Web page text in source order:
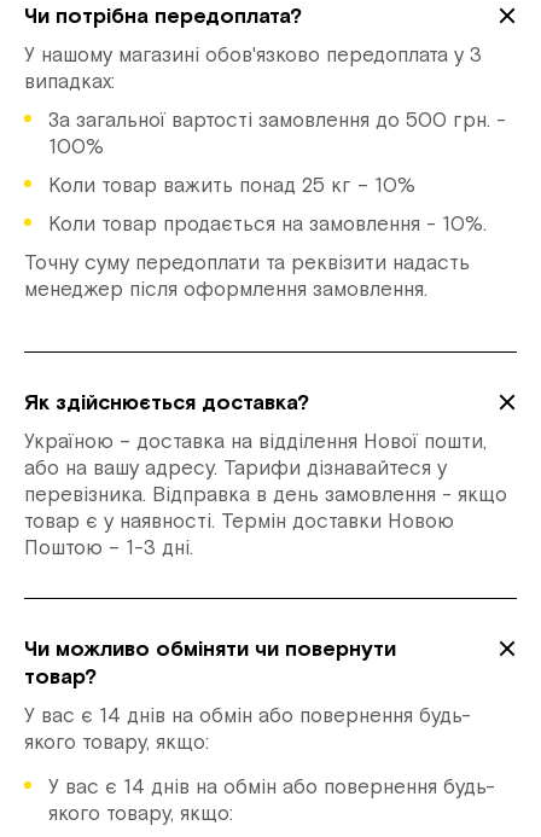
Чи потрібна передоплата?
У нашому магазині обов'язково передоплата у 3
випадках:
За загальної вартості замовлення до 500 грн. -
100%
Коли товар важить понад 25 кг – 10%
Коли товар продається на замовлення - 10%.
Точну суму передоплати та реквізити надасть
менеджер після оформлення замовлення.
Як здійснюється доставка?
Україною – доставка на відділення Нової пошти,
або на вашу адресу. Тарифи дізнавайтеся у
перевізника. Відправка в день замовлення - якщо
товар є у наявності. Термін доставки Новою
Поштою – 1-3 дні.
Чи можливо обміняти чи повернути
товар?
У вас є 14 днів на обмін або повернення будь-
якого товару, якщо:
У вас є 14 днів на обмін або повернення будь-
якого товару, якщо: